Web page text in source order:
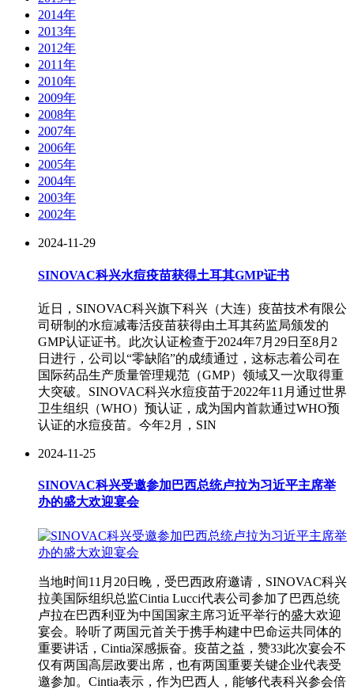
2014年
2013年
2012年
2011年
2010年
2009年
2008年
2007年
2006年
2005年
2004年
2003年
2002年
2024-11-29
SINOVAC科兴水痘疫苗获得土耳其GMP证书
近日，SINOVAC科兴旗下科兴（大连）疫苗技术有限公
司研制的水痘减毒活疫苗获得由土耳其药监局颁发的
GMP认证证书。此次认证检查于2024年7月29日至8月2
日进行，公司以“零缺陷”的成绩通过，这标志着公司在
国际药品生产质量管理规范（GMP）领域又一次取得重
大突破。SINOVAC科兴水痘疫苗于2022年11月通过世界
卫生组织（WHO）预认证，成为国内首款通过WHO预
认证的水痘疫苗。今年2月，SIN
2024-11-25
SINOVAC科兴受邀参加巴西总统卢拉为习近平主席举
办的盛大欢迎宴会
当地时间11月20日晚，受巴西政府邀请，SINOVAC科兴
拉美国际组织总监Cintia Lucci代表公司参加了巴西总统
卢拉在巴西利亚为中国国家主席习近平举行的盛大欢迎
宴会。聆听了两国元首关于携手构建中巴命运共同体的
重要讲话，Cintia深感振奋。疫苗之益，赞33此次宴会不
仅有两国高层政要出席，也有两国重要关键企业代表受
邀参加。Cintia表示，作为巴西人，能够代表科兴参会倍